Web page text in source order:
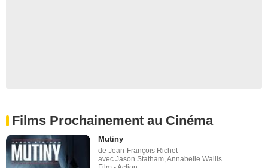
Films Prochainement au Cinéma
Mutiny
de Jean-François Richet
avec Jason Statham, Annabelle Wallis